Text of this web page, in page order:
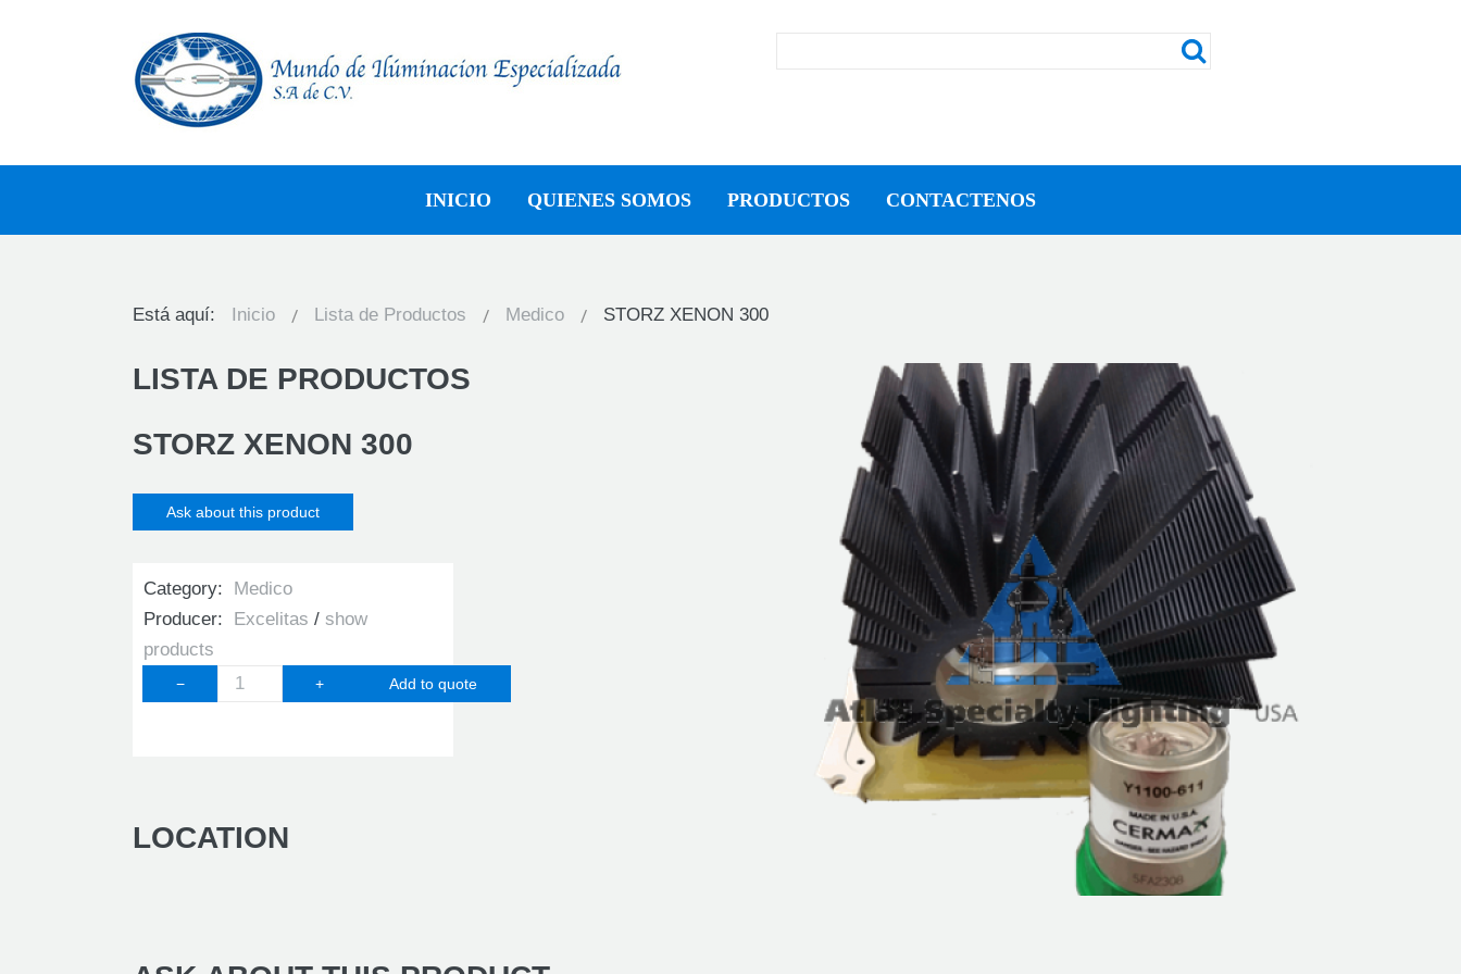
INICIO QUIENES SOMOS PRODUCTOS CONTACTENOS
Está aquí: Inicio Lista de Productos Medico STORZ XENON 300
LISTA DE PRODUCTOS
STORZ XENON 300
Ask about this product
Category:
Medico
Producer:
Excelitas
show
products
− +
LOCATION